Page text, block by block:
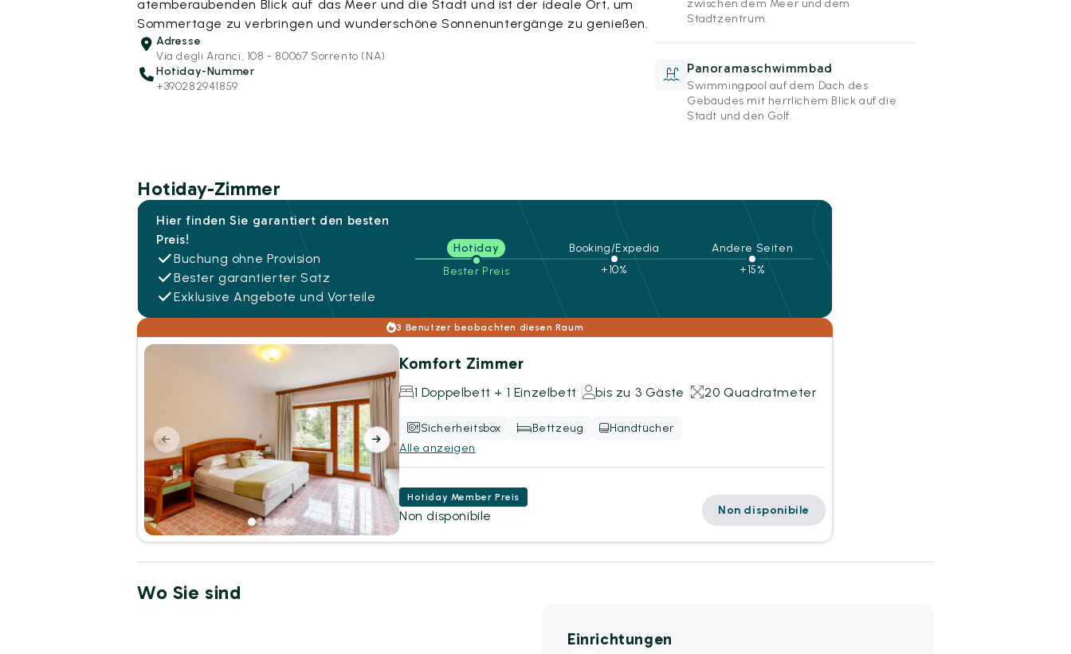
atemberaubenden Blick auf das Meer und die Stadt und ist der ideale Ort, um
Sommertage zu verbringen und wunderschöne Sonnenuntergänge zu genießen.
Adresse
Via degli Aranci, 108 - 80067 Sorrento (NA)
Hotiday-Nummer
+390282941859
zwischen dem Meer und dem
Stadtzentrum.
Panoramaschwimmbad
Swimmingpool auf dem Dach des
Gebäudes mit herrlichem Blick auf die
Stadt und den Golf.
Hotiday-Zimmer
Hier finden Sie garantiert den besten
Preis!
Buchung ohne Provision
Bester garantierter Satz
Exklusive Angebote und Vorteile
Hotiday
Bester Preis
Booking/Expedia
+10%
Andere Seiten
+15%
3 Benutzer beobachten diesen Raum
Komfort Zimmer
1 Doppelbett + 1 Einzelbett bis zu 3 Gäste 20 Quadratmeter
Sicherheitsbox Bettzeug
Handtücher
Alle anzeigen
Hotiday Member Preis
Non disponibile Non disponibile
Wo Sie sind
Einrichtungen